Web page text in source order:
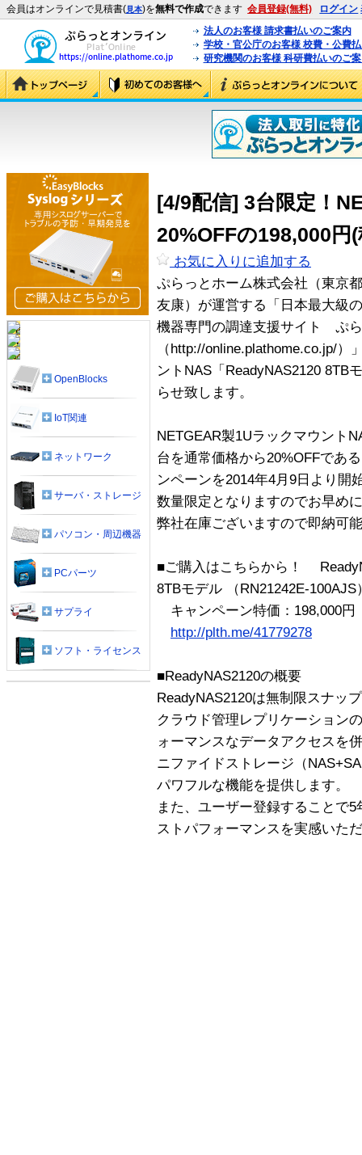
会員はオンラインで見積書(見本)を無料で作成できます 会員登録(無料) ログイン
法人のお客様 請求書払いのご案内
学校・官公庁のお客様 校費・公費
研究機関のお客様 科研費払いのご
[4/9配信] 3台限定！
20%OFFの198,000円
お気に入りに追加する
ぷらっとホーム株式会社（東
友康）が運営する「日本最大級
機器専門の調達支援サイト ぷ
（http://online.plathome.co.jp/）
ントNAS「ReadyNAS2120 8TB
らせ致します。
NETGEAR製1Uラックマウント
台を通常価格から20%OFFであ
ンペーンを2014年4月9日より開
数量限定となりますのでお早め
弊社在庫ございますので即納可
■ご購入はこちらから！
8TBモデル （RN21242E-100AJS
キャンペーン特価：198,000円
http://plth.me/41779278
■ReadyNAS2120の概要
ReadyNAS2120は無制限スナッ
クラウド管理レプリケーション
ォーマンスなデータアクセスを
ニファイドストレージ（
パワフルな機能を提供します。
また、ユーザー登録することで
ストパフォーマンスを実感いた
OpenBlocks
IoT関連
ネットワーク
サーバ・ストレージ
パソコン・周辺機器
PCパーツ
サプライ
ソフト・ライセンス